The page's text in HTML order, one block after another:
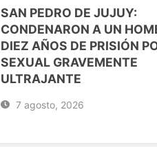
SAN PEDRO DE JUJUY:
CONDENARON A UN
DIEZ AÑOS DE PRISIÓN
SEXUAL GRAVEMENTE
ULTRAJANTE
7 agosto, 2026